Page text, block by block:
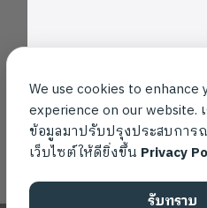
We use cookies to enhance
experience on our website.
ข้อมูลมาปรับปรุงประสบการ
เว็บไซต์ให้ดียิ่งขึ้น Privacy
รับทราบ